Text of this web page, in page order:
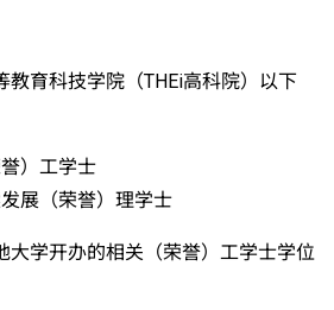
会被视为等同香港中学文凭考试科目
凭考试的其中一科为公民与社会发展
为在该科取得「达标」成绩，以及在
凭考试科目（包括中国语文和英国
以上成绩。另外，数学科延伸部分
）第二级或以上成绩亦被接受为一般
一。如申请人同时持有单元一及单
入学时只计算成绩较佳的一个单元。
文凭／职专文凭（于2017/18学年或
成指定升学单元）的毕业生。
教育科技学院（THEi高科院）以下
）工学士
展（荣誉）理学士
大学开办的相关（荣誉）工学士学位